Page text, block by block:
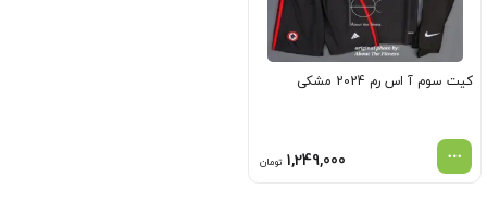
کیت سوم آ اس رم 2024 مشکی
1,249,000 تومان